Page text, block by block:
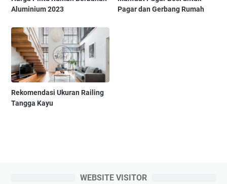
Aluminium 2023
Pagar dan Gerbang Rumah
Rekomendasi Ukuran Railing
Tangga Kayu
WEBSITE VISITOR